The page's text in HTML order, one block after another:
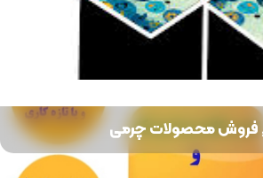
, فروش محصولات چرمی